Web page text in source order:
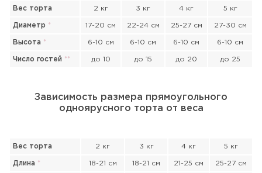
Вес торта 2 кг 3 кг 4 кг 5 кг
Диаметр * 17-20 см 22-24 см 25-27 см 27-30 см
Высота * 6-10 см 6-10 см 6-10 см 6-10 см
Число гостей ** до 10 до 15 до 20 до 25
Зависимость размера прямоугольного
одноярусного торта от веса
Вес торта 2 кг 3 кг 4 кг 5 кг
Длина * 18-21 см 18-21 см 21-25 см 25-27 см